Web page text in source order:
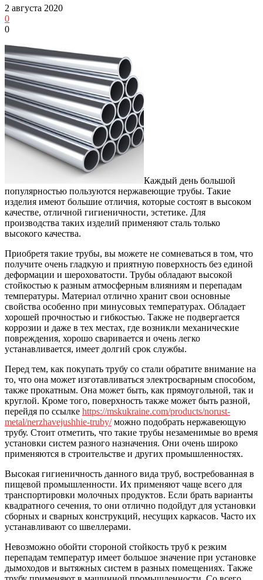
2 августа 2020
0
0
Каждый день большой
популярностью пользуются нержавеющие трубы. Такие
изделия имеют большие отличия, которые состоят в высоком
качестве, отличной гигиеничности, эстетике. Для
производства таких изделий применяют сталь только
высокого качества.
Приобретя такие трубы, вы можете не сомневаться в том, что
получите очень гладкую и приятную поверхность без единой
деформации и шероховатости. Трубы обладают высокой
стойкостью к разным атмосферным влияниям и перепадам
температуры. Материал отлично хранит свои основные
свойства особенно при минусовых температурах. Обладает
хорошей прочностью и гибкостью. Также не подвергается
коррозии и даже в тех местах, где возникли механические
повреждения, хорошо сваривается и очень легко
устанавливается, имеет долгий срок службы.
Перед тем, как покупать трубу со стали обратите внимание на
то, что она может изготавливаться электросварным способом,
также прокатным. Она может быть, как прямоугольной, так и
круглой. Кроме того, поверхность также может быть разной,
перейдя по ссылке https://mskukraine.com/products/norust-
metal/nerzhavejushhie-truby/можно подобрать нержавеющую
трубу. Стоит отметить, что такие трубы незаменимые во время
установки систем разного назначения. Они очень широко
применяются в строительстве и других промышленностях.
Высокая гигиеничность данного вида труб, востребованная в
пищевой промышленности. Их применяют чаще всего для
транспортировки молочных продуктов. Если брать варианты
квадратного сечения, то они отлично подойдут для установки
сборных и сварных конструкций, несущих каркасов. Часто их
устанавливают со швеллерами.
Невозможно обойти стороной стойкость труб к резким
перепадам температур имеет большое значение при установке
дымоходов и вытяжных систем в разных помещениях. Также